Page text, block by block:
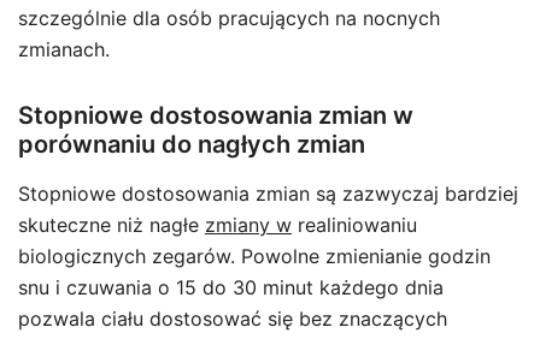
szczególnie dla osób pracujących na nocnych
zmianach.
Stopniowe dostosowania zmian w
porównaniu do nagłych zmian
Stopniowe dostosowania zmian są zazwyczaj bardziej
skuteczne niż nagłe zmiany w realiniowaniu
biologicznych zegarów. Powolne zmienianie godzin
snu i czuwania o 15 do 30 minut każdego dnia
pozwala ciału dostosować się bez znaczących